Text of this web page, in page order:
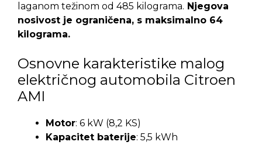
laganom težinom od 485 kilograma. Njegova
nosivost je ograničena, s maksimalno 64
kilograma.
Osnovne karakteristike malog
električnog automobila Citroen
AMI
Motor: 6 kW (8,2 KS)
Kapacitet baterije: 5,5 kWh